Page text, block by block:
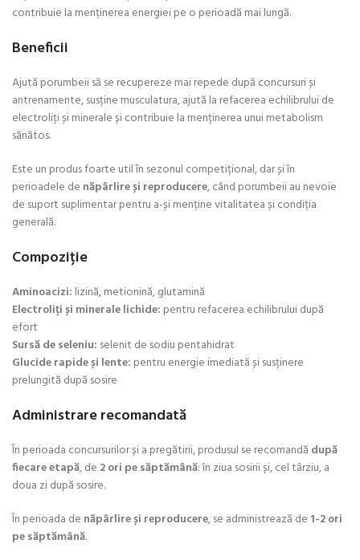
contribuie la menținerea energiei pe o perioadă mai lungă.
Beneficii
Ajută porumbeii să se recupereze mai repede după concursuri și
antrenamente, susține musculatura, ajută la refacerea echilibrului de
electroliți și minerale și contribuie la menținerea unui metabolism
sănătos.
Este un produs foarte util în sezonul competițional, dar și în
perioadele de năpârlire și reproducere, când porumbeii au nevoie
de suport suplimentar pentru a-și menține vitalitatea și condiția
generală.
Compoziție
Aminoacizi: lizină, metionină, glutamină
Electroliți și minerale lichide: pentru refacerea echilibrului după
efort
Sursă de seleniu: selenit de sodiu pentahidrat
Glucide rapide și lente: pentru energie imediată și susținere
prelungită după sosire
Administrare recomandată
În perioada concursurilor și a pregătirii, produsul se recomandă după
fiecare etapă, de 2 ori pe săptămână: în ziua sosirii și, cel târziu, a
doua zi după sosire.
În perioada de năpârlire și reproducere, se administrează de 1-2 ori
pe săptămână.